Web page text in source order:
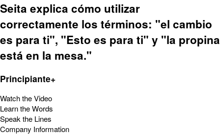
Seita explica cómo utilizar
correctamente los términos: "el cambio
es para ti", "Esto es para ti" y "la propina
está en la mesa."
Principiante+
Watch the Video
Learn the Words
Speak the Lines
Company Information